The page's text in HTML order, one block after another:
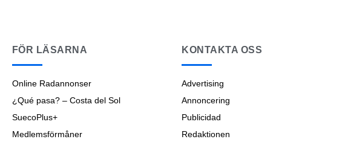
FÖR LÄSARNA
Online Radannonser
¿Qué pasa? – Costa del Sol
SuecoPlus+
Medlemsförmåner
KONTAKTA OSS
Advertising
Annoncering
Publicidad
Redaktionen